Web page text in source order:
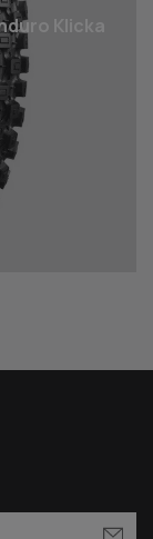
Klicka